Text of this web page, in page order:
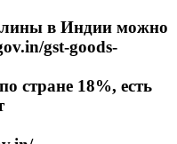
в Индии можно
gst-goods-
стране 18%, есть